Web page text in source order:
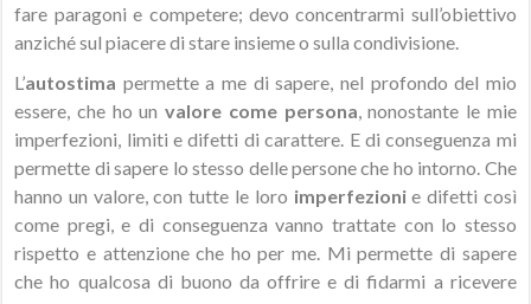
fare paragoni e competere; devo concentrarmi sull’obiettivo
anziché sul piacere di stare insieme o sulla condivisione.
L’autostima permette a me di sapere, nel profondo del mio
essere, che ho unvalore come persona , nonostante le mie
imperfezioni, limiti e difetti di carattere. E di conseguenza mi
permette di sapere lo stesso delle persone che ho intorno. Che
hanno un valore, con tutte le loro imperfezionie difetti così
come pregi, e di conseguenza vanno trattate con lo stesso
rispetto e attenzione che ho per me. Mi permette di sapere
che ho qualcosa di buono da offrire e di fidarmi a ricevere